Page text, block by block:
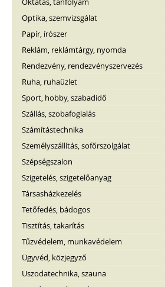
Optika, szemvizsgálat
Papír, írószer
Reklám, reklámtárgy, nyomda
Rendezvény, rendezvényszervezés
Ruha, ruhaüzlet
Sport, hobby, szabadidő
Szállás, szobafoglalás
Számítástechnika
Személyszállítás, sofőrszolgálat
Szépségszalon
Szigetelés, szigetelőanyag
Társasházkezelés
Tetőfedés, bádogos
Tisztítás, takarítás
Tűzvédelem, munkavédelem
Ügyvéd, közjegyző
Uszodatechnika, szauna